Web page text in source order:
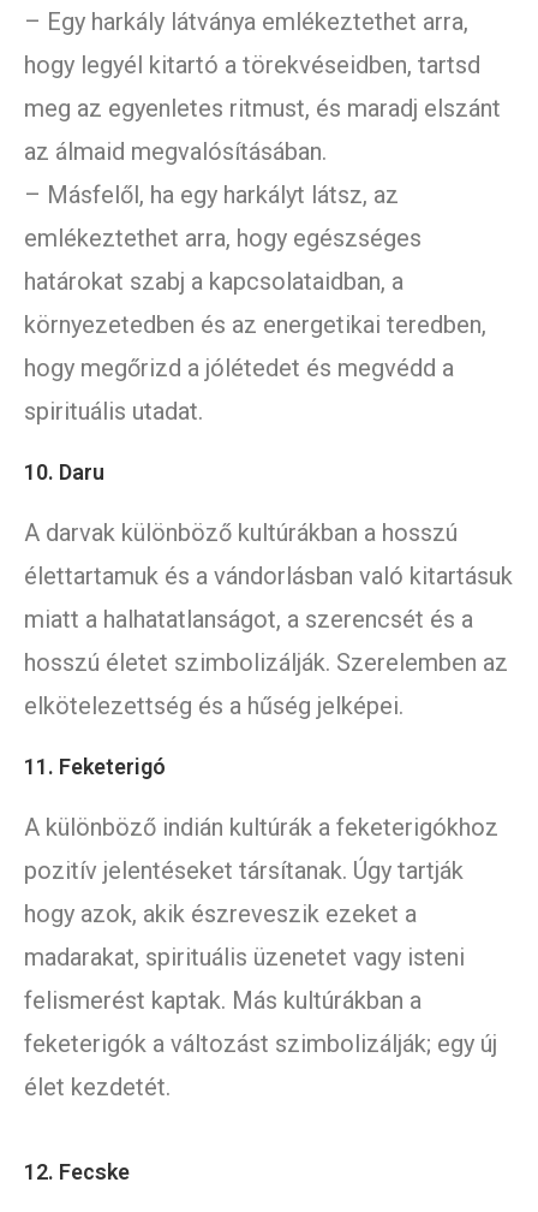
– Egy harkály látványa emlékeztethet arra,
hogy legyél kitartó a törekvéseidben, tartsd
meg az egyenletes ritmust, és maradj elszánt
az álmaid megvalósításában.
– Másfelől, ha egy harkályt látsz, az
emlékeztethet arra, hogy egészséges
határokat szabj a kapcsolataidban, a
környezetedben és az energetikai teredben,
hogy megőrizd a jólétedet és megvédd a
spirituális utadat.
10. Daru
A darvak különböző kultúrákban a hosszú
élettartamuk és a vándorlásban való kitartásuk
miatt a halhatatlanságot, a szerencsét és a
hosszú életet szimbolizálják. Szerelemben az
elkötelezettség és a hűség jelképei.
11. Feketerigó
A különböző indián kultúrák a feketerigókhoz
pozitív jelentéseket társítanak. Úgy tartják
hogy azok, akik észreveszik ezeket a
madarakat, spirituális üzenetet vagy isteni
felismerést kaptak. Más kultúrákban a
feketerigók a változást szimbolizálják; egy új
élet kezdetét.
12. Fecske